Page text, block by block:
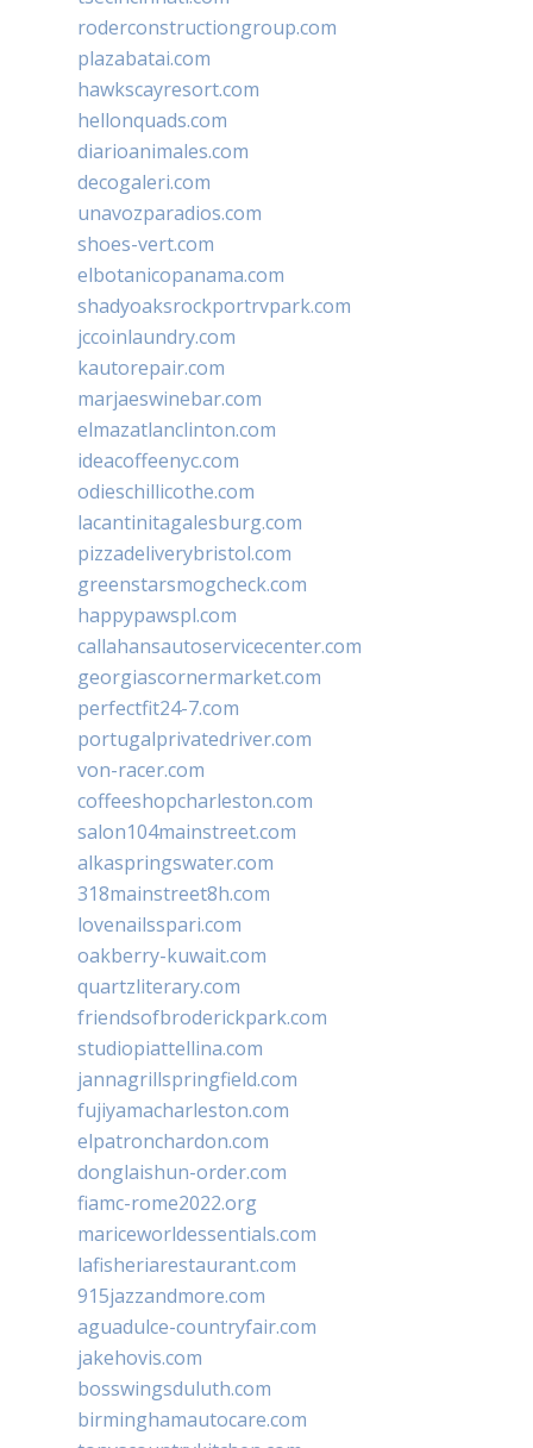
roderconstructiongroup.com
plazabatai.com
hawkscayresort.com
hellonquads.com
diarioanimales.com
decogaleri.com
unavozparadios.com
shoes-vert.com
elbotanicopanama.com
shadyoaksrockportrvpark.com
jccoinlaundry.com
kautorepair.com
marjaeswinebar.com
elmazatlanclinton.com
ideacoffeenyc.com
odieschillicothe.com
lacantinitagalesburg.com
pizzadeliverybristol.com
greenstarsmogcheck.com
happypawspl.com
callahansautoservicecenter.com
georgiascornermarket.com
perfectfit24-7.com
portugalprivatedriver.com
von-racer.com
coffeeshopcharleston.com
salon104mainstreet.com
alkaspringswater.com
318mainstreet8h.com
lovenailsspari.com
oakberry-kuwait.com
quartzliterary.com
friendsofbroderickpark.com
studiopiattellina.com
jannagrillspringfield.com
fujiyamacharleston.com
elpatronchardon.com
donglaishun-order.com
fiamc-rome2022.org
mariceworldessentials.com
lafisheriarestaurant.com
915jazzandmore.com
aguadulce-countryfair.com
jakehovis.com
bosswingsduluth.com
birminghamautocare.com